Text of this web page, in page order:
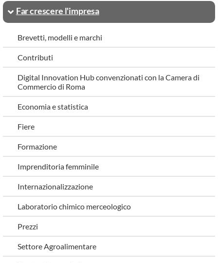
Far crescere l'impresa
Brevetti, modelli e marchi
Contributi
Digital Innovation Hub convenzionati con la Camera di
Commercio di Roma
Economia e statistica
Fiere
Formazione
Imprenditoria femminile
Internazionalizzazione
Laboratorio chimico merceologico
Prezzi
Settore Agroalimentare